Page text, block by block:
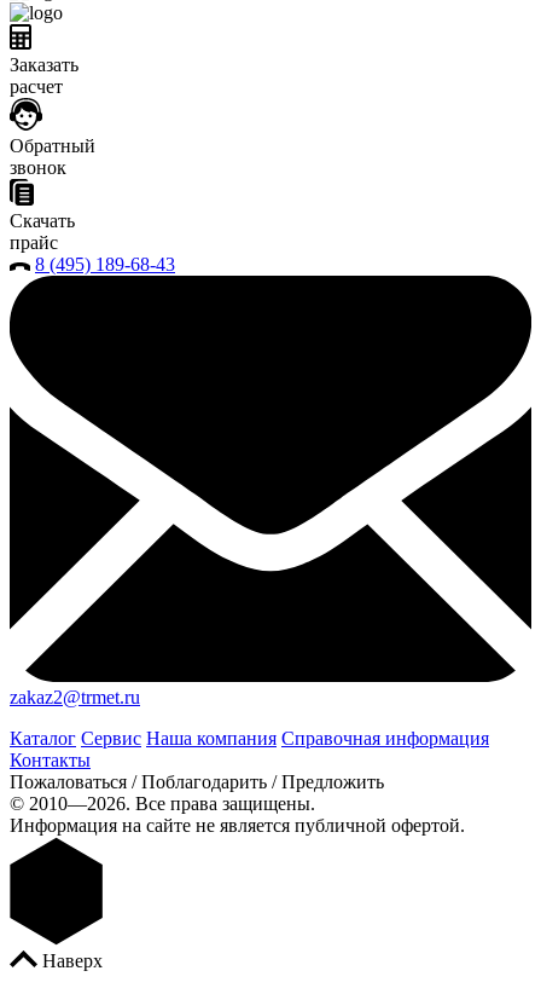
Заказать
расчет
Обратный
звонок
Скачать
прайс
8 (495) 189-68-43
zakaz2@trmet.ru
Каталог Сервис Наша компания Справочная информация
Контакты
Пожаловаться / Поблагодарить / Предложить
© 2010—2026. Все права защищены.
Информация на сайте не является публичной офертой.
Наверх